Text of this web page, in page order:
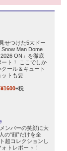
せつけた5大ドー
Man Dome
ON」を徹底
ート！ ここでしか
クール＆キュート
トも要...
¥1600+税
ンバーの笑顔に大
“顔”だけを全
超コレクションし
トレポート！